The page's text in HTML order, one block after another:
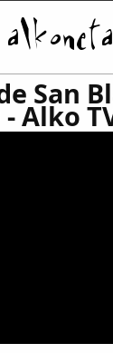
San
- Alko